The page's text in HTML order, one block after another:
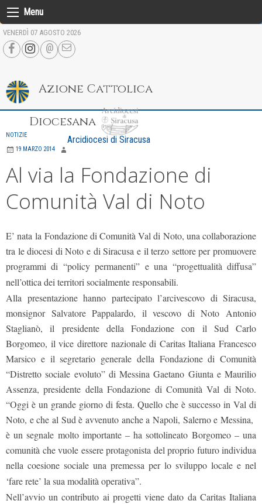
Skip
to
content
Menu
VENERDÌ 07 AGOSTO 2026
Azione Cattolica
Diocesana
Arcidiocesi di Siracusa
NOTIZIE
19 MARZO 2014
Al via la Fondazione di
Comunità Val di Noto
E’ nata la Fondazione di Comunità Val di Noto, una collaborazione
tra le diocesi di Noto e di Siracusa e il terzo settore per promuovere
programmi di “policy permanenti” e una “progettualità diffusa”
nell’ottica dei territori socialmente responsabili.
Alla presentazione hanno partecipato l’arcivescovo di Siracusa,
monsignor Salvatore Pappalardo, il vescovo di Noto Antonio
Staglianò, il presidente della Fondazione con il Sud Carlo
Borgomeo, il vice direttore nazionale di Caritas Italiana Francesco
Marsico e il segretario generale della Fondazione di Comunità
“Distretto sociale evoluto” di Messina Gaetano Giunta e Maurilio
Assenza, presidente della Fondazione di Comunità Val di Noto.
“Oggi è un grande giorno di festa. Quello che è successo in Val di
Noto, e che al Sud è avvenuto anche a Napoli, Salerno e Messina,
è un segnale molto importante – ha sottolineato Borgomeo – una
comunità che vuole essere protagonista del proprio futuro individua
nella coesione sociale una premessa per lo sviluppo locale e nel
‘fare rete’ la sua modalità operativa”.
Nell’avvio un contributo ai progetti viene dato da Caritas Italiana